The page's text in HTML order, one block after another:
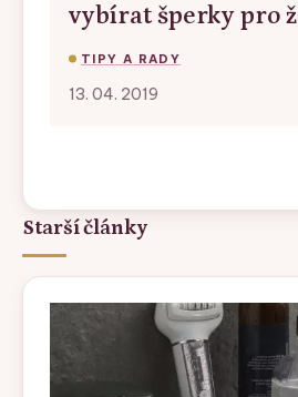
vybírat šperky pro
TIPY A RADY
13. 04. 2019
Starší články